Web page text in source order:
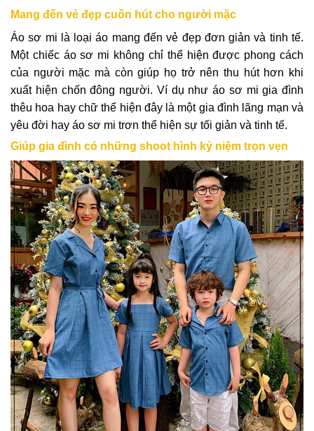
Mang đến vẻ đẹp cuốn hút cho người mặc
Áo sơ mi là loại áo mang đến vẻ đẹp đơn giản và tinh tế.
Một chiếc áo sơ mi không chỉ thể hiện được phong cách
của người mặc mà còn giúp họ trở nên thu hút hơn khi
xuất hiện chốn đông người. Ví dụ như áo sơ mi gia đình
thêu hoa hay chữ thể hiện đây là một gia đình lãng mạn và
yêu đời hay áo sơ mi trơn thể hiện sự tối giản và tinh tế.
Giúp gia đình có những shoot hình kỷ niệm trọn vẹn